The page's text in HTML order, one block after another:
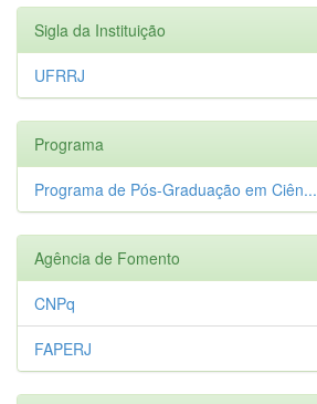
Sigla da Instituição
UFRRJ
Programa
Programa de Pós-Graduação em Ciên...
Agência de Fomento
CNPq
FAPERJ